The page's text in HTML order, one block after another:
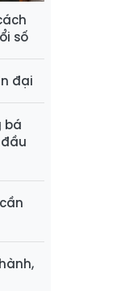
số
đại
bá